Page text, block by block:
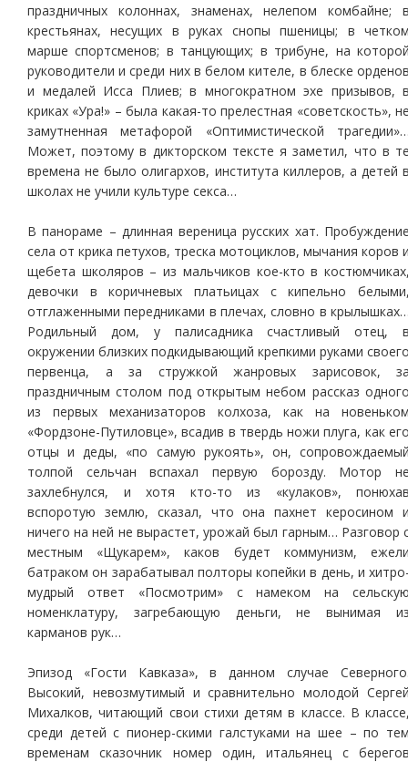
праздничных колоннах, знаменах, нелепом комбайне;
крестьянах, несущих в руках снопы пшеницы; в
марше спортсменов; в танцующих; в трибуне, на
руководители и среди них в белом кителе, в блеске
и медалей Исса Плиев; в многократном эхе призывов,
криках «Ура!» – была какая-то прелестная «советскость»,
замутненная метафорой «Оптимистической
Может, поэтому в дикторском тексте я заметил, что в
времена не было олигархов, института киллеров, а детей
школах не учили культуре секса…
В панораме – длинная вереница русских хат.
села от крика петухов, треска мотоциклов, мычания коров
щебета школяров – из мальчиков кое-кто в
девочки в коричневых платьицах с кипельно
отглаженными передниками в плечах, словно в
Родильный дом, у палисадника счастливый отец,
окружении близких подкидывающий крепкими руками
первенца, а за стружкой жанровых зарисовок,
праздничным столом под открытым небом рассказ
из первых механизаторов колхоза, как на
«Фордзоне-Путиловце», всадив в твердь ножи плуга, как
отцы и деды, «по самую рукоять», он,
толпой сельчан вспахал первую борозду. Мотор
захлебнулся, и хотя кто-то из «кулаков»,
вспоротую землю, сказал, что она пахнет керосином
ничего на ней не вырастет, урожай был гарным… Разговор
местным «Щукарем», каков будет коммунизм,
батраком он зарабатывал полторы копейки в день, и
мудрый ответ «Посмотрим» с намеком на
номенклатуру, загребающую деньги, не вынимая
карманов рук…
Эпизод «Гости Кавказа», в данном случае
Высокий, невозмутимый и сравнительно молодой
Михалков, читающий свои стихи детям в классе. В
среди детей с пионер-скими галстуками на шее – по
временам сказочник номер один, итальянец с